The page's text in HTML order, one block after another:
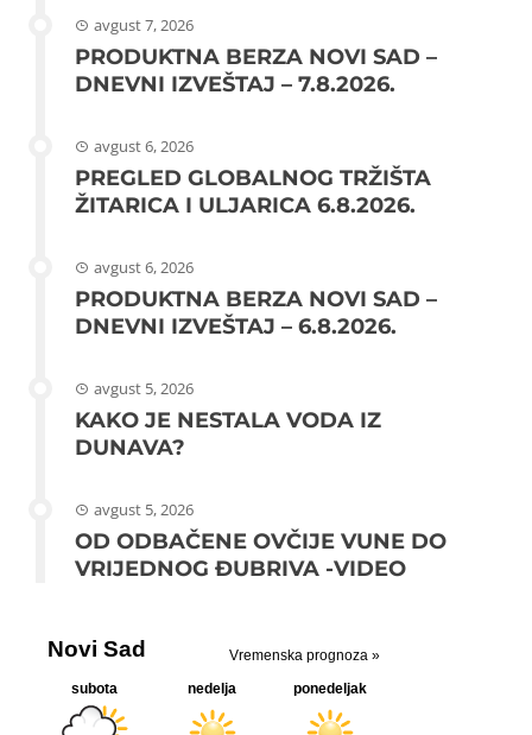
avgust 7, 2026
PRODUKTNA BERZA NOVI SAD –
DNEVNI IZVEŠTAJ – 7.8.2026.
avgust 6, 2026
PREGLED GLOBALNOG TRŽIŠTA
ŽITARICA I ULJARICA 6.8.2026.
avgust 6, 2026
PRODUKTNA BERZA NOVI SAD –
DNEVNI IZVEŠTAJ – 6.8.2026.
avgust 5, 2026
KAKO JE NESTALA VODA IZ
DUNAVA?
avgust 5, 2026
OD ODBAČENE OVČIJE VUNE DO
VRIJEDNOG ĐUBRIVA -VIDEO